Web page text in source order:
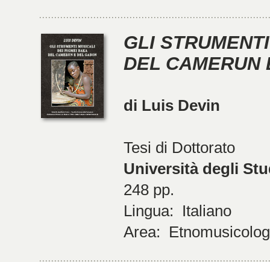
GLI
DEL CAMERUN
di Luis Devin
Tesi di Dottorato
Università degli
248 pp.
Lingua: Italiano
Area: